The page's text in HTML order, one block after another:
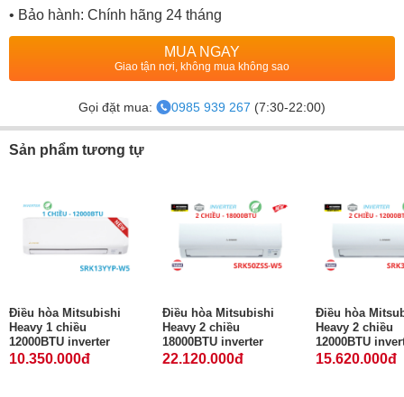
• Bảo hành: Chính hãng 24 tháng
MUA NGAY
Giao tận nơi, không mua không sao
Gọi đặt mua: 0985 939 267 (7:30-22:00)
Sản phẩm tương tự
Điều hòa Mitsubishi
Heavy 1 chiều
12000BTU inverter
10.350.000đ
Điều hòa Mitsubishi
Heavy 2 chiều
18000BTU inverter
22.120.000đ
Điều hòa
Heavy 2 chiều
12000BTU
15.620.000đ